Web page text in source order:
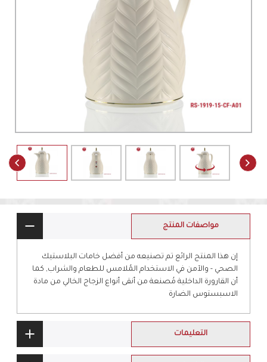
مواصفات المنتج
إن هذا المنتج الرائع تم تصنيعه من أفضل خامات البلاستيك
الصحي - والآمن في الاستخدام المُلامس للطعام والشراب, كما
أن القارورة الداخلية مُصنعة من أنقى أنواع الزجاج الخالي من مادة
الاسبستوس الضارة
التعليمات